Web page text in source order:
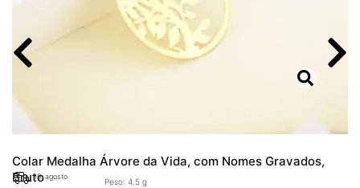
Colar Medalha Árvore da Vida, com Nomes Gravados,
Bruto19. agosto
Peso: 4.5 g